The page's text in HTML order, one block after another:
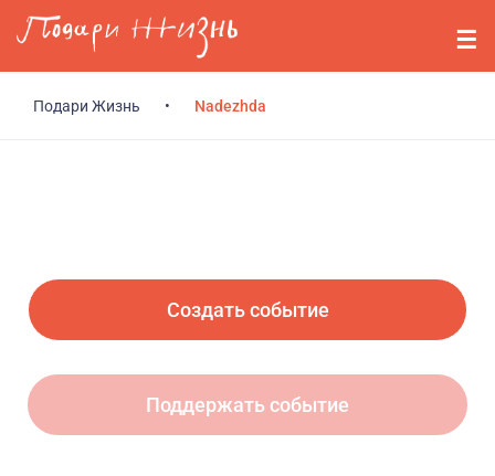
Перейти к основному содержанию
События
Войти
Подари Жизнь • Nadezhda
Создать событие
Поддержать событие